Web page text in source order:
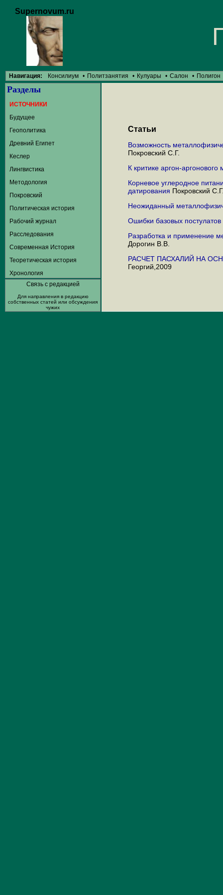
Supernovum.ru
Навигация: Консилиум • Политзанятия • Кулуары • Салон • Полигон
Разделы
ИСТОЧНИКИ
Будущее
Геополитика
Древний Египет
Кеслер
Лингвистика
Методология
Покровский
Политическая история
Рабочий журнал
Расследования
Современная История
Теоретическая история
Хронология
Статьи
Возможность
Покровский С.Г.
К критике аргон-
Корневое углеродное
датирования Покровский
Неожиданный
Ошибки базовых постулатов
Разработка и применение
Дорогин В.В.
РАСЧЕТ ПАСХАЛИЙ НА
Георгий,2009
Связь с редакцией
Для направления в редакцию
собственных статей или обсуждения
чужих